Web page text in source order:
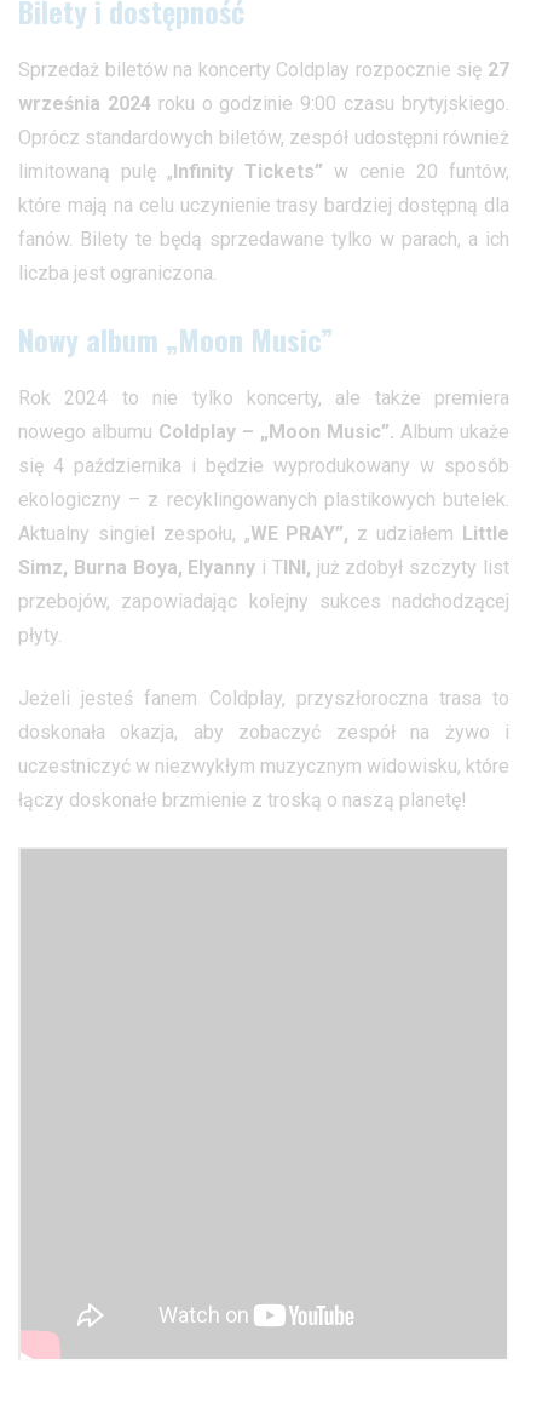
Bilety i dostępność
Sprzedaż biletów na koncerty Coldplay rozpocznie się 27
września 2024roku o godzinie 9:00 czasu brytyjskiego.
Oprócz standardowych biletów, zespół udostępni również
limitowaną pulę „ Infinity Tickets” w cenie 20 funtów,
które mają na celu uczynienie trasy bardziej dostępną dla
fanów. Bilety te będą sprzedawane tylko w parach, a ich
liczba jest ograniczona.
Nowy album „Moon Music”
Rok 2024 to nie tylko koncerty, ale także premiera
nowego albumu Coldplay – „Moon Music”. Album ukaże
się 4 października i będzie wyprodukowany w sposób
ekologiczny – z recyklingowanych plastikowych butelek.
Aktualny singiel zespołu, „WE PRAY”, z udziałem Little
Simz, Burna Boya, Elyanny i TINI, już zdobył szczyty list
przebojów, zapowiadając kolejny sukces nadchodzącej
płyty.
Jeżeli jesteś fanem Coldplay, przyszłoroczna trasa to
doskonała okazja, aby zobaczyć zespół na żywo i
uczestniczyć w niezwykłym muzycznym widowisku, które
łączy doskonałe brzmienie z troską o naszą planetę!